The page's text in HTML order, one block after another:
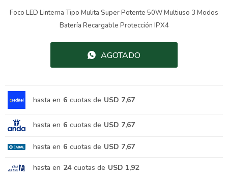
Foco LED Linterna Tipo Mulita Super Potente 50W Multiuso 3 Modos
Batería Recargable Protección IPX4
AGOTADO
hasta en 6 cuotas de USD 7,67
hasta en 6 cuotas de USD 7,67
hasta en 6 cuotas de USD 7,67
hasta en 24 cuotas de USD 1,92